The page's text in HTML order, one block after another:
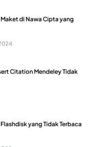
di Nawa Cipta yang
Citation Mendeley Tidak
yang Tidak Terbaca